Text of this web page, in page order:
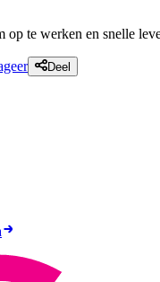
op te werken en snelle
Deel